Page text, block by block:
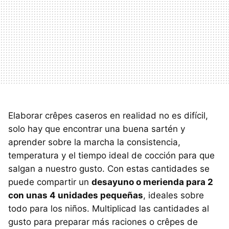
Elaborar crêpes caseros en realidad no es difícil,
solo hay que encontrar una buena sartén y
aprender sobre la marcha la consistencia,
temperatura y el tiempo ideal de cocción para que
salgan a nuestro gusto. Con estas cantidades se
puede compartir un desayuno o merienda para 2
con unas 4 unidades pequeñas, ideales sobre
todo para los niños. Multiplicad las cantidades al
gusto para preparar más raciones o crêpes de